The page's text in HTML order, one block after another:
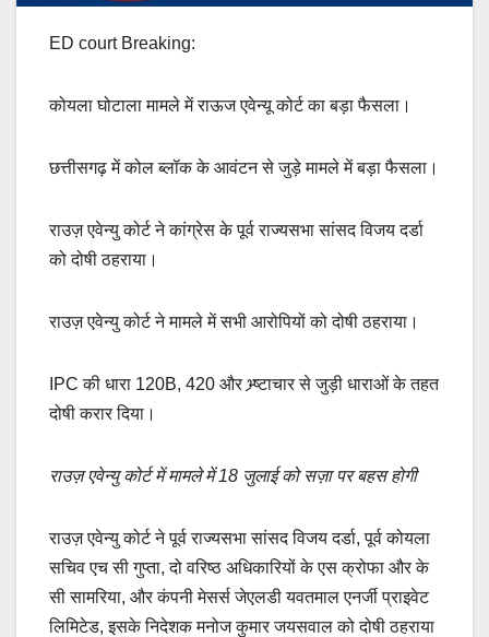
ED court Breaking:
कोयला घोटाला मामले में राऊज एवेन्यू कोर्ट का बड़ा फैसला।
छत्तीसगढ़ में कोल ब्लॉक के आवंटन से जुड़े मामले में बड़ा फैसला।
राउज़ एवेन्यु कोर्ट ने कांग्रेस के पूर्व राज्यसभा सांसद विजय दर्डा
को दोषी ठहराया।
राउज़ एवेन्यु कोर्ट ने मामले में सभी आरोपियों को दोषी ठहराया।
IPC की धारा 120B, 420 और भ्र्ष्टाचार से जुड़ी धाराओं के तहत
दोषी करार दिया।
राउज़ एवेन्यु कोर्ट में मामले में 18 जुलाई को सज़ा पर बहस होगी
राउज़ एवेन्यु कोर्ट ने पूर्व राज्यसभा सांसद विजय दर्डा, पूर्व कोयला
सचिव एच सी गुप्ता, दो वरिष्ठ अधिकारियों के एस क्रोफा और के
सी सामरिया, और कंपनी मेसर्स जेएलडी यवतमाल एनर्जी प्राइवेट
लिमिटेड, इसके निदेशक मनोज कुमार जयसवाल को दोषी ठहराया